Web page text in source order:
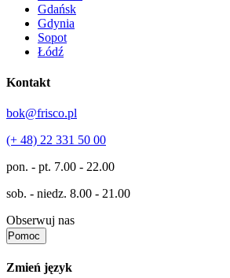
Gdańsk
Gdynia
Sopot
Łódź
Kontakt
bok@frisco.pl
(+ 48) 22 331 50 00
pon. - pt. 7.00 - 22.00
sob. - niedz. 8.00 - 21.00
Obserwuj nas
Pomoc
Zmień język